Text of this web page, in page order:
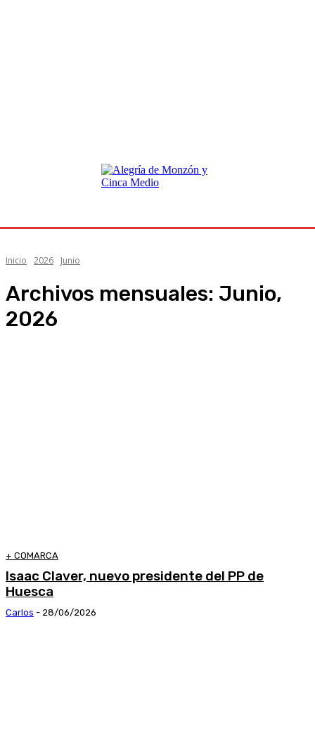
Inicio 2026 Junio
Archivos mensuales: Junio,
2026
+ COMARCA
Isaac Claver, nuevo presidente del PP de
Huesca
Carlos - 28/06/2026